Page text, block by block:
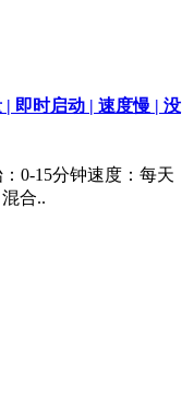
即时启动 | 速度慢 | 没
0-15分钟速度：每天
合..